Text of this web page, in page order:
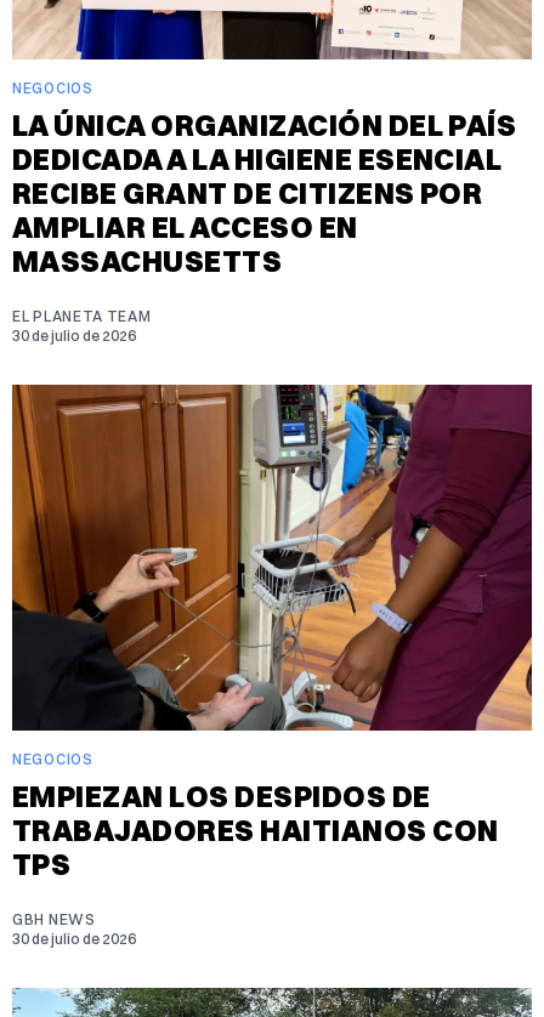
NEGOCIOS
LA ÚNICA ORGANIZACIÓN DEL PAÍS
DEDICADA A LA HIGIENE ESENCIAL
RECIBE GRANT DE CITIZENS POR
AMPLIAR EL ACCESO EN
MASSACHUSETTS
EL PLANETA TEAM
30 de julio de 2026
NEGOCIOS
EMPIEZAN LOS DESPIDOS DE
TRABAJADORES HAITIANOS CON
TPS
GBH NEWS
30 de julio de 2026